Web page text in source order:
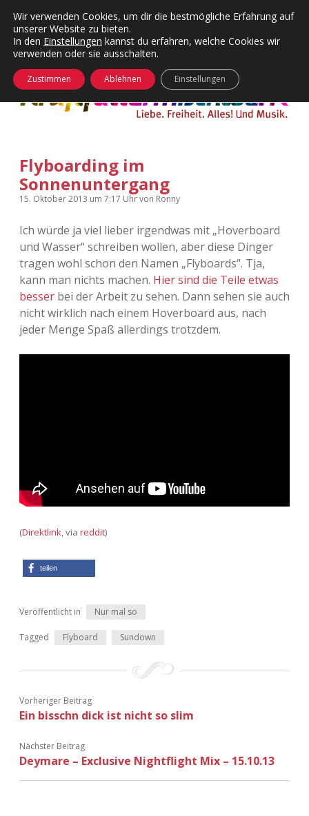
Kategorien
Menü
24 Hours Chilling
Die Wende
KFMW-Disco
kfmw.stuff
Kopfkinomusik
Nur mal so
Täglicher Sinnwahn
Visuelles
KFMW-Disco
Dates
Contact
Adventskalender
Adventskalender 2010
Adventskalender 2011
Adventskalender 2012
Adventskalender 2013
Adventskalender 2018
Adventskalender 2019
Adventskalender 2023
facebook
instagram
rsssoundcloud
vimeoBluesky
öffnen
Flyboarding im
Sonnenuntergang
15. Oktober 2013 um 7:17 Uhrvon Ronny
Ich würde ja viel lieber irgendwas mit „Hoverboard
und Wasser“ schreiben wollen, aber diese Dinger
tragen wohl schon den Namen „Flyboards“. Tja,
kann man nichts machen. Hier sind die Teile etwas
besser bei der Arbeit zu sehen. Dann sehen sie auch
nicht wirklich nach einem Hoverboard aus, nach
jeder Menge Spaß allerdings trotzdem.
(Direktlink, via reddit)
teilen
Veröffentlicht in Nur mal so
Tagged Flyboard Sundown
Vorheriger Beitrag
Ein bisschn dick ist nicht so slim
Nächster Beitrag
Deymare – Exclusive Nightflight Mix – 15.10.13
Wir verwenden Cookies, um dir die bestmögliche Erfahrung auf
unserer Website zu bieten.
In den Einstellungen kannst du erfahren, welche Cookies wir
verwenden oder sie ausschalten.
Zustimmen Ablehnen Einstellungen